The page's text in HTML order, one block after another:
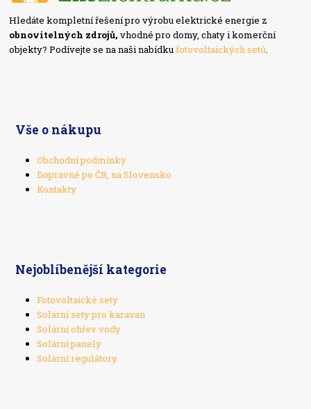
Hledáte kompletní řešení pro výrobu elektrické energie z
obnovitelných zdrojů, vhodné pro domy, chaty i komerční
objekty? Podívejte se na naši nabídkufotovoltaických setů.
Vše o nákupu
Obchodní podmínky
Dopravné po ČR, na Slovensko
Kontakty
Nejoblíbenější kategorie
Fotovoltaické sety
Solární sety pro karavan
Solární ohřev vody
Solární panely
Solární regulátory